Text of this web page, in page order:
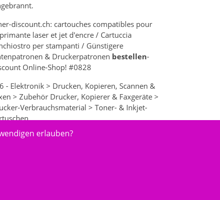
discount.ch: cartouches compatibles pour
laser et jet d'encre / Cartuccia
per stampanti / Günstigere
& Druckerpatronen bestellen-
Online-Shop! #0828
- Elektronik > Drucken, Kopieren, Scannen &
> Zubehör Drucker, Kopierer & Faxgeräte >
Verbrauchsmaterial > Toner- & Inkjet-
erlauben?